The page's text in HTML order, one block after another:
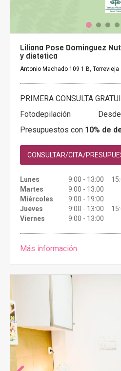
Liliana Pose Dominguez
y dietetica
Antonio Machado 109 1 B, Torrevieja
PRIMERA CONSULTA
Fotodepilación
Presupuestos con 10% de
CONSULTAR/CITA/
Lunes
9:00 - 13:00
Martes
9:00 - 13:00
Miércoles
9:00 - 19:00
Jueves
9:00 - 13:00
Viernes
9:00 - 13:00
Más información